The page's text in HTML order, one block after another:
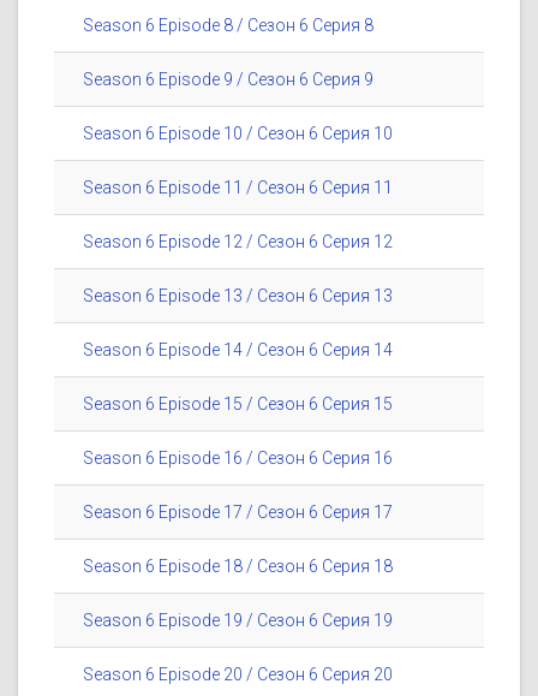
Season 6 Episode 8 / Сезон 6 Серия 8
Season 6 Episode 9 / Сезон 6 Серия 9
Season 6 Episode 10 / Сезон 6 Серия 10
Season 6 Episode 11 / Сезон 6 Серия 11
Season 6 Episode 12 / Сезон 6 Серия 12
Season 6 Episode 13 / Сезон 6 Серия 13
Season 6 Episode 14 / Сезон 6 Серия 14
Season 6 Episode 15 / Сезон 6 Серия 15
Season 6 Episode 16 / Сезон 6 Серия 16
Season 6 Episode 17 / Сезон 6 Серия 17
Season 6 Episode 18 / Сезон 6 Серия 18
Season 6 Episode 19 / Сезон 6 Серия 19
Season 6 Episode 20 / Сезон 6 Серия 20